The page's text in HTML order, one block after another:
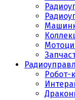
Робот-